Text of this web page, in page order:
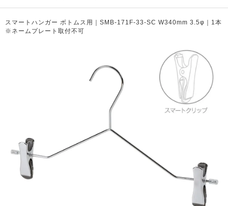
お知らせ
2025年3月14日
スマートハンガー ボトムス用｜SMB-171F-33-SC W340mm 3.5φ｜1本
※ネームプレート取付不可